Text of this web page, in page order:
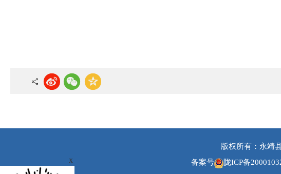
版权所有：永靖
备案号
陇ICP备
x